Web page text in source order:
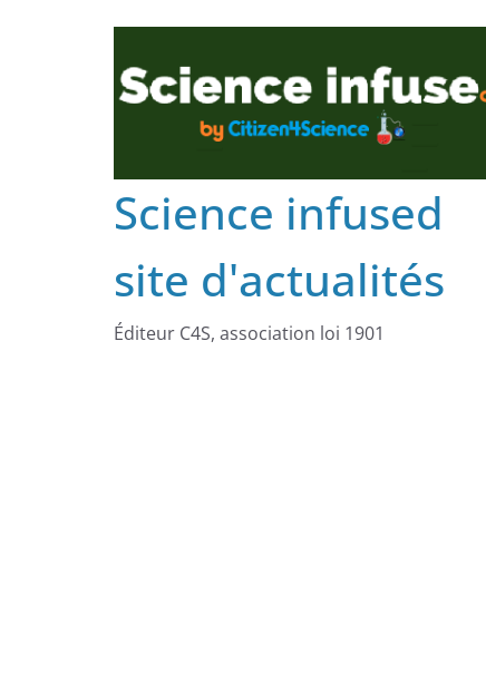
Science infused
site d'actualités
Éditeur C4S, association loi 1901